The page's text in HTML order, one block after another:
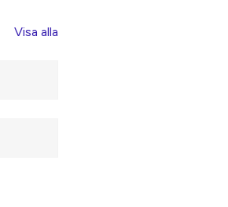
Visa alla